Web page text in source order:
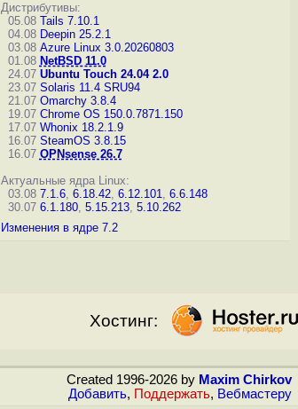
Дистрибутивы:
05.08 Tails 7.10.1
04.08 Deepin 25.2.1
03.08 Azure Linux 3.0.20260803
01.08 NetBSD 11.0
24.07 Ubuntu Touch 24.04 2.0
23.07 Solaris 11.4 SRU94
21.07 Omarchy 3.8.4
19.07 Chrome OS 150.0.7871.150
17.07 Whonix 18.2.1.9
16.07 SteamOS 3.8.15
16.07 OPNsense 26.7
Актуальные ядра Linux:
03.08 7.1.6, 6.18.42, 6.12.101, 6.6.148
30.07 6.1.180, 5.15.213, 5.10.262
Изменения в ядре 7.2
Хостинг:
Created 1996-2026 by Maxim Chirkov
Добавить, Поддержать, Вебмастеру